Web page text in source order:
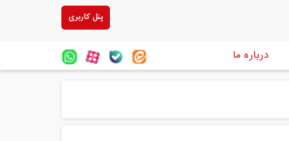
پنل کاربری
درباره ما